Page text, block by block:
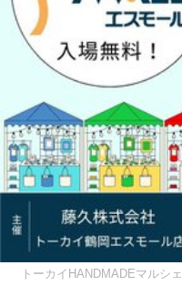
トーカイHANDMADEマルシェ